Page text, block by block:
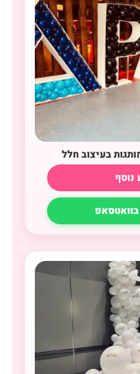
בעיצוב חלל
נוסף